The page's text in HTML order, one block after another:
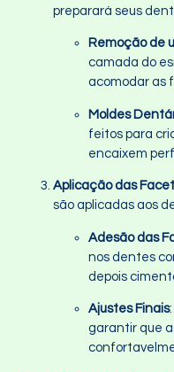
preparará seus
Remoção de
camada do
acomodar as
Moldes
feitos para
encaixem
Aplicação das
são aplicadas aos
Adesão das
nos dentes
depois
Ajustes Finais
garantir que